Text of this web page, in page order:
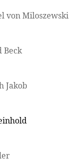
von Miloszewski
Beck
Jakob